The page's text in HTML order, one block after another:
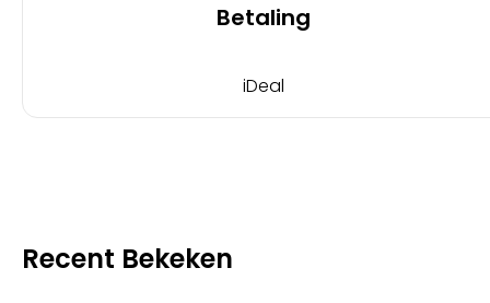
Betaling
iDeal
Recent Bekeken